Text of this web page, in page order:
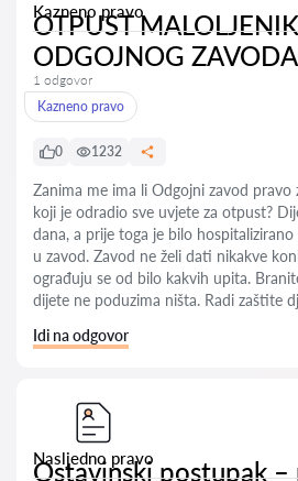
Kazneno pravo
OTPUST
ODGOJNOG ZAVODA
1 odgovor
Kazneno pravo
0 1232
Zanima me ima li Odgojni zavod pravo
koji je odradio sve uvjete za otpust?
dana, a prije toga je bilo
u zavod. Zavod ne želi dati nikakve
ograđuju se od bilo kakvih upita.
dijete ne poduzima ništa. Radi zaštite
Idi na odgovor
Nasljedno pravo
Ostavinski postupak –